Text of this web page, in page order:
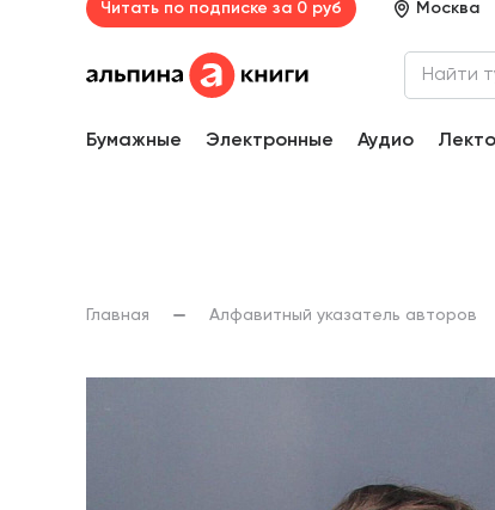
Читать по подписке за 0 руб Москва
Бумажные Электронные Аудио
Главная Алфавитный указатель авторов